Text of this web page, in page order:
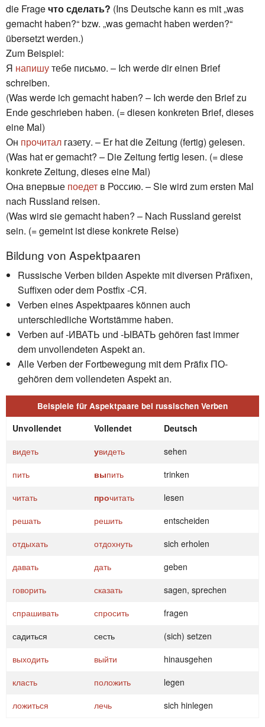
die Frageчто сделать? (Ins Deutsche kann es mit „was
gemacht haben?“ bzw. „was gemacht haben werden?“
übersetzt werden.)
Zum Beispiel:
Я напишутебе письмо. – Ich werde dir einen Brief
schreiben.
(Was werde ich gemacht haben? – Ich werde den Brief zu
Ende geschrieben haben. (= diesen konkreten Brief, dieses
eine Mal)
Он прочитал газету. – Er hat die Zeitung (fertig) gelesen.
(Was hat er gemacht? – Die Zeitung fertig lesen. (= diese
konkrete Zeitung, dieses eine Mal)
Она впервые поедет в Россию. – Sie wird zum ersten Mal
nach Russland reisen.
(Was wird sie gemacht haben? – Nach Russland gereist
sein. (= gemeint ist diese konkrete Reise)
Bildung von Aspektpaaren
Russische Verben bilden Aspekte mit diversen Präfixen,
Suffixen oder dem Postfix -СЯ.
Verben eines Aspektpaares können auch
unterschiedliche Wortstämme haben.
Verben auf -ИВАТЬ und -ЫВАТЬ gehören fast immer
dem unvollendeten Aspekt an.
Alle Verben der Fortbewegung mit dem Präfix ПО-
gehören dem vollendeten Aspekt an.
Beispiele für Aspektpaare bei russischen Verben
Unvollendet Vollendet
Deutsch
видеть
увидеть
sehen
пить
выпить
trinken
читать
прочитать
lesen
решать
решить
entscheiden
отдыхать
отдохнуть
sich erholen
давать
дать
geben
говорить
сказать
sagen, sprechen
спрашивать
спросить
fragen
садиться
сесть
(sich) setzen
выходить
выйти
hinausgehen
класть
положить
legen
ложиться
лечь sich hinlegen